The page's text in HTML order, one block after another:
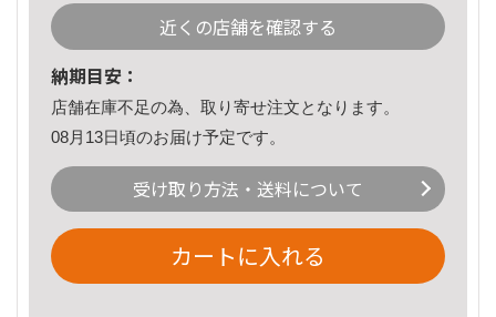
近くの店舗を確認する
納期目安：
店舗在庫不足の為、取り寄せ注文となります。
08月13日頃のお届け予定です。
受け取り方法・送料について
カートに入れる